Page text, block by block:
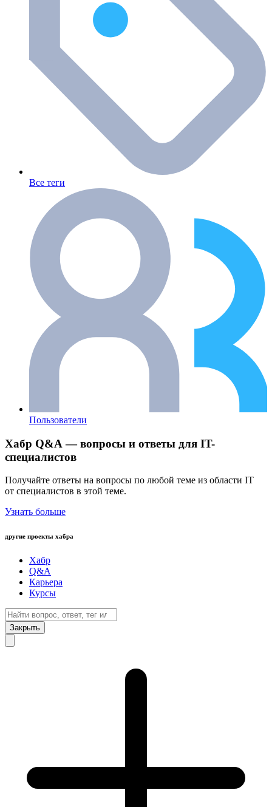
Все теги
Пользователи
Хабр Q&A — вопросы и ответы для IT-
специалистов
Получайте ответы на вопросы по любой теме из области IT
от специалистов в этой теме.
Узнать больше
другие проекты хабра
Хабр
Q&A
Карьера
Курсы
Закрыть